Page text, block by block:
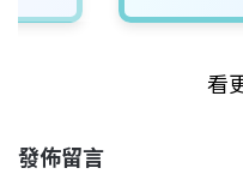
看
發佈留言